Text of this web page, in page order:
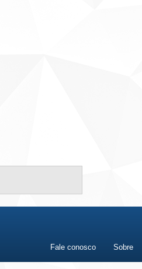
Fale conosco Sobre